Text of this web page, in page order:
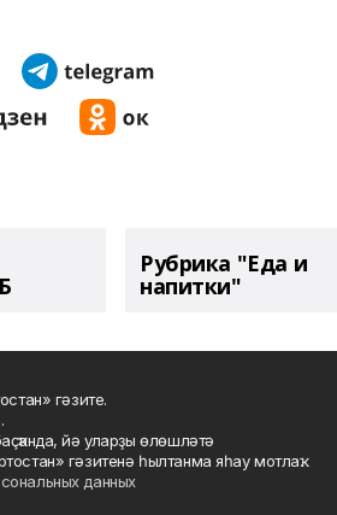
Рубрика "Еда и
напитки"
гәзите.
йә уларҙы өлөшләтә
гәзитенә һылтанма яһау мотлаҡ.
данных